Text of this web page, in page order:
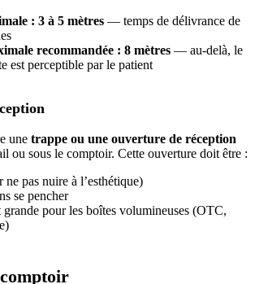
: 3 à 5 mètres — temps de délivrance de
recommandée : 8 mètres — au-delà, le
est perceptible par le patient
une trappe ou une ouverture de réception
ou sous le comptoir. Cette ouverture doit être :
ne pas nuire à l’esthétique)
se pencher
grande pour les boîtes volumineuses (OTC,